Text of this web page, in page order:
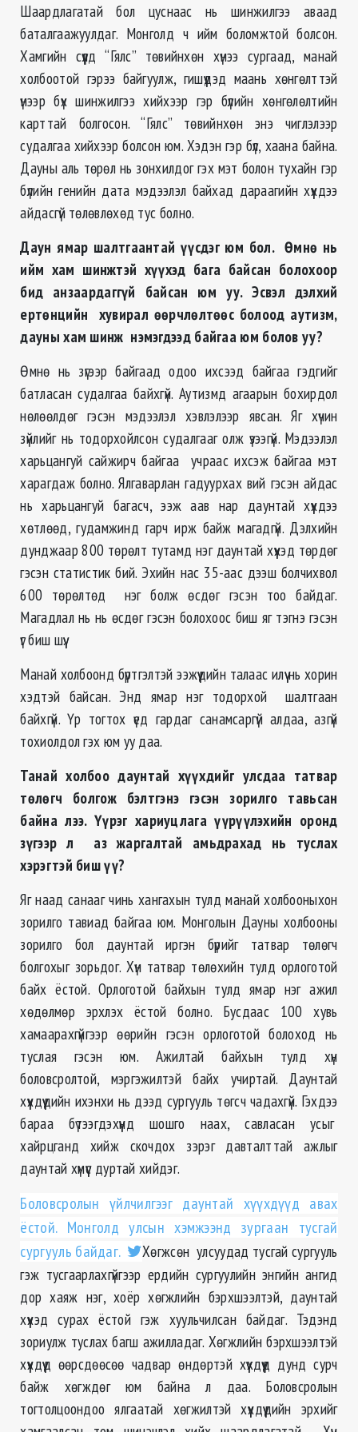
Шаардлагатай бол цуснаас нь шинжилгээ аваад
баталгаажуулдаг. Монголд ч ийм боломжтой болсон.
Хамгийн сүүлд “Гялс” төвийнхөн хүнээ сургаад, манай
холбоотой гэрээ байгуулж, гишүүдэд маань хөнгөлттэй
үнээр бүх шинжилгээ хийхээр гэр бүлийн хөнгөлөлтийн
карттай болгосон. “Гялс” төвийнхөн энэ чиглэлээр
судалгаа хийхээр болсон юм. Хэдэн гэр бүл, хаана байна.
Дауны аль төрөл нь зонхилдог гэх мэт болон тухайн гэр
бүлийн генийн дата мэдээлэл байхад дараагийн хүүхдээ
айдасгүй төлөвлөхөд тус болно.
Даун ямар шалтгаантай үүсдэг юм бол. Өмнө нь
ийм хам шинжтэй хүүхэд бага байсан болохоор
бид анзаардаггүй байсан юм уу. Эсвэл дэлхий
ертөнцийн хувирал өөрчлөлтөөс болоод аутизм,
дауны хам шинж нэмэгдээд байгаа юм болов уу?
Өмнө нь зүгээр байгаад одоо ихсээд байгаа гэдгийг
батласан судалгаа байхгүй. Аутизмд агаарын бохирдол
нөлөөлдөг гэсэн мэдээлэл хэвлэлээр явсан. Яг хүчин
зүйлийг нь тодорхойлсон судалгааг олж үзээгүй. Мэдээлэл
харьцангуй сайжирч байгаа учраас ихсэж байгаа мэт
харагдаж болно. Ялгаварлан гадуурхах вий гэсэн айдас
нь харьцангуй багасч, ээж аав нар даунтай хүүхдээ
хөтлөөд, гудамжинд гарч ирж байж магадгүй. Дэлхийн
дунджаар 800 төрөлт тутамд нэг даунтай хүүхэд төрдөг
гэсэн статистик бий. Эхийн нас 35-аас дээш болчихвол
600 төрөлтөд нэг болж өсдөг гэсэн тоо байдаг.
Магадлал нь нь өсдөг гэсэн болохоос биш яг тэгнэ гэсэн
үг биш шүү.
Манай холбоонд бүртгэлтэй ээжүүдийн талаас илүү нь хорин
хэдтэй байсан. Энд ямар нэг тодорхой шалтгаан
байхгүй. Үр тогтох үед гардаг санамсаргүй алдаа, азгүй
тохиолдол гэх юм уу даа.
Танай холбоо даунтай хүүхдийг улсдаа татвар
төлөгч болгож бэлтгэнэ гэсэн зорилго тавьсан
байна лээ. Үүрэг хариуцлага үүрүүлэхийн оронд
зүгээр л аз жаргалтай амьдрахад нь туслах
хэрэгтэй биш үү?
Яг наад санааг чинь хангахын тулд манай холбооныхон
зорилго тавиад байгаа юм. Монголын Дауны холбооны
зорилго бол даунтай иргэн бүрийг татвар төлөгч
болгохыг зорьдог. Хүн татвар төлөхийн тулд орлоготой
байх ёстой. Орлоготой байхын тулд ямар нэг ажил
хөдөлмөр эрхлэх ёстой болно. Бусдаас 100 хувь
хамаарахгүйгээр өөрийн гэсэн орлоготой болоход нь
туслая гэсэн юм. Ажилтай байхын тулд хүн
боловсролтой, мэргэжилтэй байх учиртай. Даунтай
хүүхдүүдийн ихэнхи нь дээд сургууль төгсч чадахгүй. Гэхдээ
бараа бүтээгдэхүүнд шошго наах, савласан усыг
хайрцганд хийж скочдох зэрэг давталттай ажлыг
даунтай хүмүүс дуртай хийдэг.
Боловсролын үйлчилгээг даунтай хүүхдүүд авах
ёстой. Монголд улсын хэмжээнд зургаан тусгай
сургууль байдаг.
Хөгжсөн улсуудад тусгай сургууль
гэж тусгаарлахгүйгээр ердийн сургуулийн энгийн ангид
дор хаяж нэг, хоёр хөгжлийн бэрхшээлтэй, даунтай
хүүхэд сурах ёстой гэж хуульчилсан байдаг. Тэдэнд
зориулж туслах багш ажилладаг. Хөгжлийн бэрхшээлтэй
хүүхдүүд өөрсдөөсөө чадвар өндөртэй хүүхдүүд дунд сурч
байж хөгждөг юм байна л даа. Боловсролын
тогтолцоондоо ялгаатай хөгжилтэй хүүхдүүдийн эрхийг